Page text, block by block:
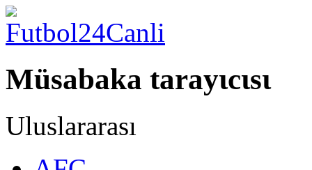
Müsabaka tarayιcιsι
Uluslararası